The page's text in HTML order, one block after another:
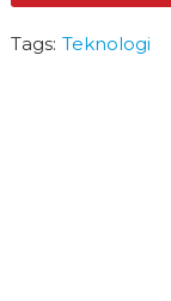
Tags: Teknologi